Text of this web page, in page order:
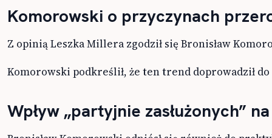
Komorowski o przyczynach
Z opinią Leszka Millera zgodził się Bronisław
Komorowski podkreślił, że ten trend doprowadził
Wpływ „partyjnie zasłużonych”